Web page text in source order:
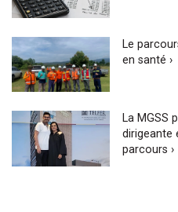
Le
en santé ›
La MGSS
dirigeante
parcours ›